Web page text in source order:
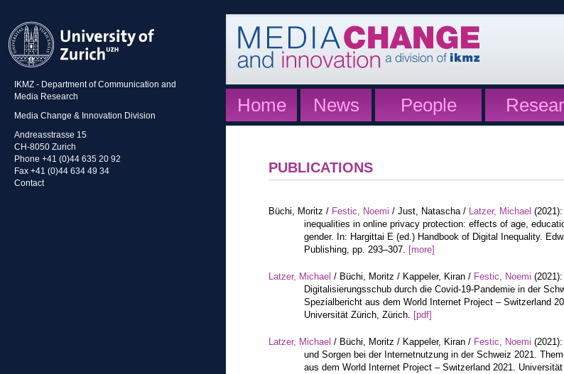
IKMZ - Department of Communication and
Media Research
Media Change & Innovation Division
Andreasstrasse 15
CH-8050 Zurich
Phone +41 (0)44 635 20 92
Fax +41 (0)44 634 49 34
Contact
Home News People
PUBLICATIONS
Büchi, Moritz / Festic, Noemi / Just, Natascha / Latzer, Michael
inequalities in online privacy protection: effects of age,
gender. In: Hargittai E (ed.) Handbook of Digital Inequality.
Publishing, pp. 293–307. [more]
Latzer, Michael / Büchi, Moritz / Kappeler, Kiran / Festic, Noemi (2021):
Digitalisierungsschub durch die Covid-19-Pandemie in der
Spezialbericht aus dem World Internet Project – Switzerland
Universität Zürich, Zürich. [pdf]
Latzer, Michael / Büchi, Moritz / Kappeler, Kiran / Festic, Noemi
und Sorgen bei der Internetnutzung in der Schweiz 2021.
aus dem World Internet Project – Switzerland 2021.